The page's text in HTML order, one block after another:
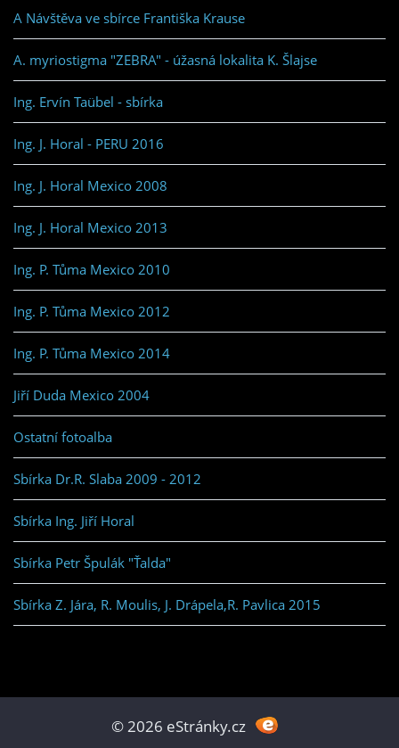
A Návštěva ve sbírce Františka Krause
A. myriostigma "ZEBRA" - úžasná lokalita K. Šlajse
Ing. Ervín Taübel - sbírka
Ing. J. Horal - PERU 2016
Ing. J. Horal Mexico 2008
Ing. J. Horal Mexico 2013
Ing. P. Tůma Mexico 2010
Ing. P. Tůma Mexico 2012
Ing. P. Tůma Mexico 2014
Jiří Duda Mexico 2004
Ostatní fotoalba
Sbírka Dr.R. Slaba 2009 - 2012
Sbírka Ing. Jiří Horal
Sbírka Petr Špulák "Ťalda"
Sbírka Z. Jára, R. Moulis, J. Drápela,R. Pavlica 2015
© 2026 eStránky.cz